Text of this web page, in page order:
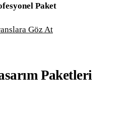
Paket
Göz At
Paketleri